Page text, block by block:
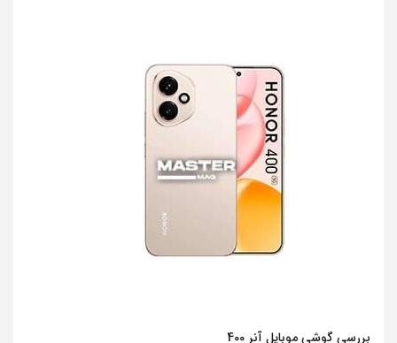
بررسی گوشی موبایل آنر 400